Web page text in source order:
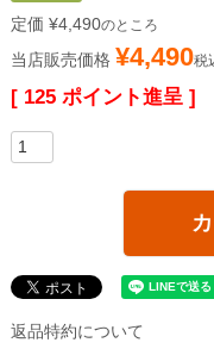
定価 ¥4,490のところ
当店販売価格 ¥4,490税
[ 125 ポイント進呈 ]
返品特約について